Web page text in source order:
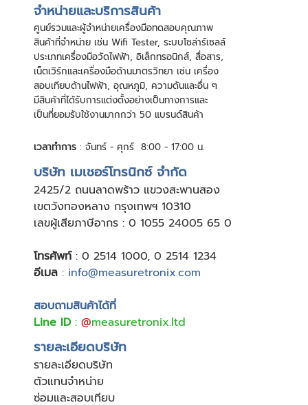
จําหน่ายและบริการสินค้า
ศูนย์รวมและผู้จําหน่ายเครื่องมือทดสอบคุณภาพ
สินค้าที่จําหน่าย เช่น Wifi Tester, ระบบโซล่าร์เซลล์
ประเภทเครื่องมือวัดไฟฟ้า, อิเล็กทรอนิกส์, สื่อสาร,
เน็ตเวิร์กและเครื่องมือด้านมาตรวิทยา เช่น เครื่อง
สอบเทียบด้านไฟฟ้า, อุณหภูมิ, ความดันและอื่น ๆ
มีสินค้าที่ได้รับการแต่งตั้งอย่างเป็นทางการและ
เป็นที่ยอมรับใช้งานมากกว่า 50 แบรนด์สินค้า
เวลาทำการ : จันทร์ - ศุกร์ 8:00 - 17:00 น.
บริษัท เมเชอร์โทรนิกซ์ จำกัด
2425/2 ถนนลาดพร้าว แขวงสะพานสอง
เขตวังทองหลาง กรุงเทพฯ 10310
เลขผู้เสียภาษีอากร : 0 1055 24005 65 0
โทรศัพท์: 0 2514 1000, 0 2514 1234
อีเมล : info@measuretronix.com
สอบถามสินค้าได้ที่
Line ID: @measuretronix.ltd
รายละเอียดบริษัท
รายละเอียดบริษัท
ตัวแทนจำหน่าย
ซ่อมและสอบเทียบ